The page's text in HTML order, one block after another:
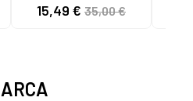
C60056 C60056 -
15,49 € 35,00 €